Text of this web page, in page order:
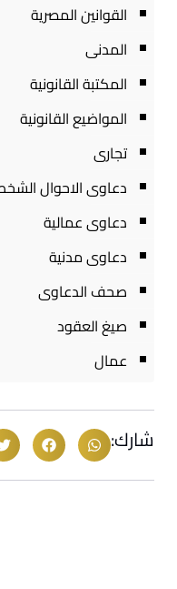
القوانين المصرية
المدنى
المكتبة القانونية
المواضيع القانونية
تجارى
دعاوى الاحوال
دعاوى عمالية
دعاوى مدنية
صحف الدعاوى
صيغ العقود
عمال
شارك: